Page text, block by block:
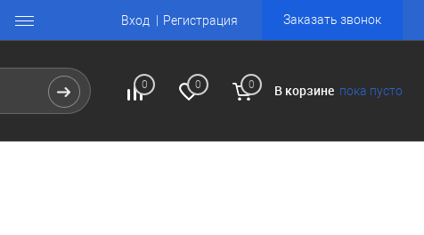
Вход Регистрация Заказать звонок
0 0 0 В корзине пока пусто